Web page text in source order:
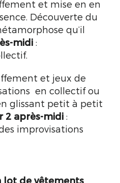
et mise en en
Découverte du
qu’il
midi :
et jeux de
en collectif ou
glissant petit à petit
2 après-midi :
improvisations
lot de vêtements